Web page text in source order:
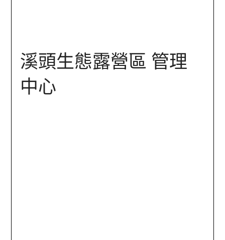
溪頭生態露營區 管理
中心